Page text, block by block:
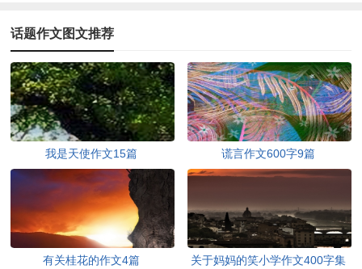
话题作文图文推荐
我是天使作文15篇 谎言作文600字9篇
有关桂花的作文4篇 关于妈妈的笑小学作文400字集